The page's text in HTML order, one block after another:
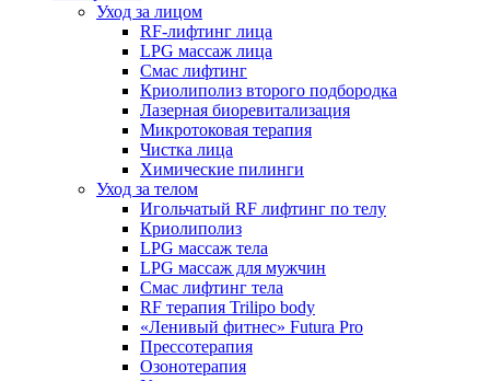
Уход за лицом
RF-лифтинг лица
LPG массаж лица
Смас лифтинг
Криолиполиз второго подбородка
Лазерная биоревитализация
Микротоковая терапия
Чистка лица
Химические пилинги
Уход за телом
Игольчатый RF лифтинг по телу
Криолиполиз
LPG массаж тела
LPG массаж для мужчин
Смас лифтинг тела
RF терапия Trilipo body
«Ленивый фитнес» Futura Pro
Прессотерапия
Озонотерапия